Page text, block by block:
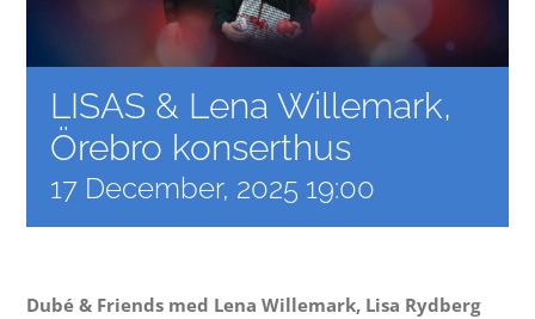
Events
LISAS & Lena Willemark,
Örebro konserthus
17 December, 2025 19:00
Dubé & Friends med Lena Willemark, Lisa Rydberg